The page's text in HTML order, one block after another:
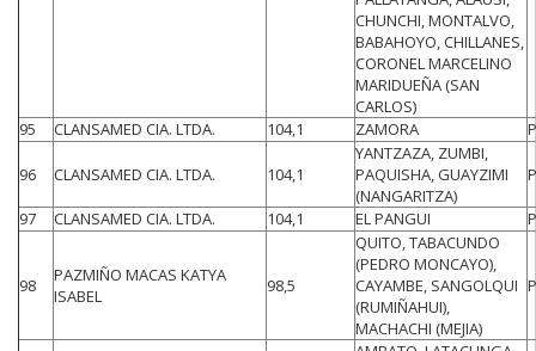
CHUNCHI, MONTALVO,
BABAHOYO, CHILLANES,
CORONEL MARCELINO
MARIDUEÑA (SAN
CARLOS)
95 CLANSAMED CIA. LTDA. 104,1 ZAMORA
96 CLANSAMED CIA. LTDA. 104,1
YANTZAZA, ZUMBI,
PAQUISHA, GUAYZIMI
(NANGARITZA)
97 CLANSAMED CIA. LTDA. 104,1 EL PANGUI
98
PAZMIÑO MACAS KATYA
ISABEL
98,5
QUITO, TABACUNDO
(PEDRO MONCAYO),
CAYAMBE, SANGOLQUI
(RUMIÑAHUI),
MACHACHI (MEJIA)